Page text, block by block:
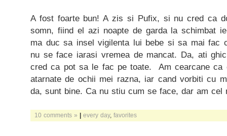
A fost foarte bun! A zis si Pufix, si nu cred ca
somn, fiind el azi noapte de garda la schimbat
ma duc sa insel vigilenta lui bebe si sa mai fac
nu se face iarasi vremea de mancat. Da, ati
cred ca pot sa le fac pe toate. Am cearcane ca
atarnate de ochii mei razna, iar cand vorbiti cu
da, sunt bine. Ca nu stiu cum se face, dar am cel
10 comments » | every day, favorites